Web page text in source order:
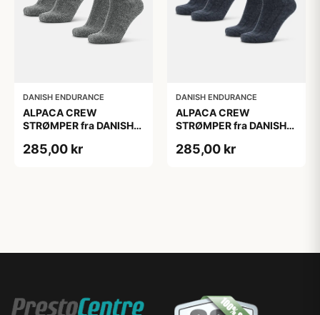
DANISH ENDURANCE
ALPACA CREW
STRØMPER fra DANISH
38, Varm og åndbar
285,00 kr
DANISH ENDURANCE
ALPACA CREW
STRØMPER fra DANISH
38, Varm og åndbar
285,00 kr